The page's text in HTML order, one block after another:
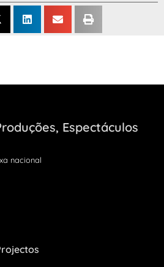
Espectáculos
nacional